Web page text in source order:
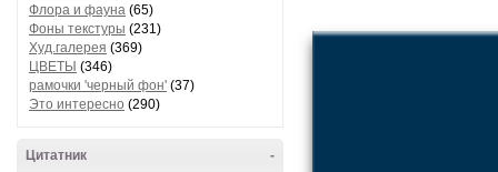
Флора и фауна (65)
Фоны текстуры (231)
Худ.галерея (369)
ЦВЕТЫ (346)
рамочки 'черный фон' (37)
Это интересно (290)
-
Цитатник